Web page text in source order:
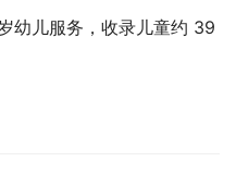
幼儿服务，收录儿童约 39